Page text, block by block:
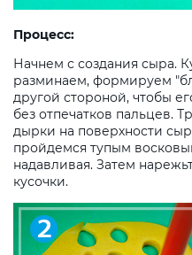
Процесс:
Начнем с создания сыра.
разминаем, формируем
другой стороной, чтобы
без отпечатков пальцев.
дырки на поверхности
пройдемся тупым
надавливая. Затем
кусочки.